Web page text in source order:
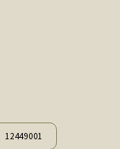
12449001